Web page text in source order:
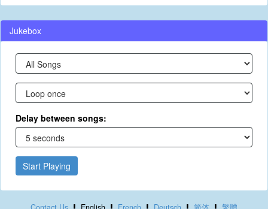
Jukebox
Delay between songs:
Start Playing